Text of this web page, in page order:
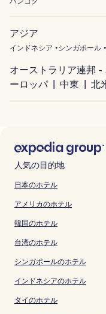
アジア
インドネシア シンガポール
オーストラリア連邦
ーロッパ
中東 北
人気の目的地
日本のホテル
アメリカのホテル
韓国のホテル
台湾のホテル
シンガポールのホテル
インドネシアのホテル
タイのホテル